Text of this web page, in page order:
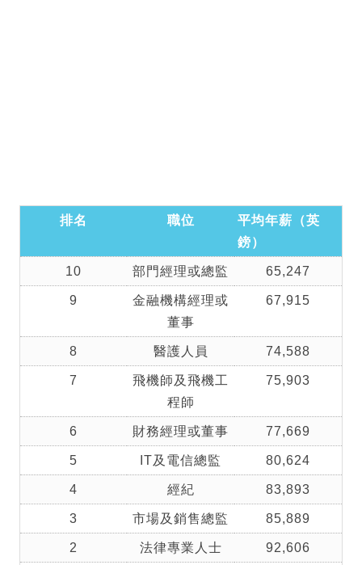
排名 職位
平均年薪（英
鎊）
10 部門經理或總監 65,247
9
金融機構經理或
董事
67,915
8 醫護人員 74,588
7
飛機師及飛機工
程師
75,903
6 財務經理或董事 77,669
5 IT及電信總監 80,624
4 經紀 83,893
3 市場及銷售總監 85,889
2 法律專業人士 92,606